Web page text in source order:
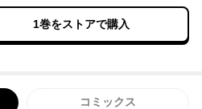
1巻をストアで購入
コミックス